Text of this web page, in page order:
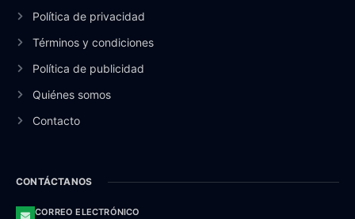
Política de privacidad
Términos y condiciones
Política de publicidad
Quiénes somos
Contacto
CONTÁCTANOS
CORREO ELECTRÓNICO